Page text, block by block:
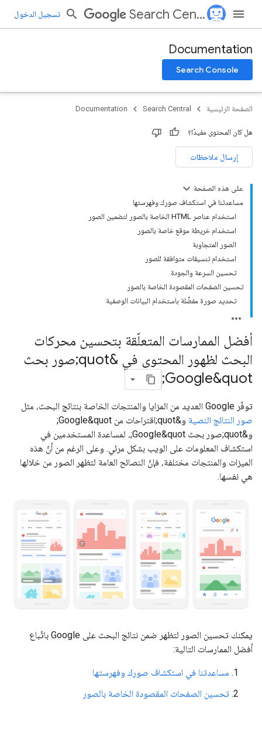
Search Central تسجيل الدخول
Documentation
Search Console
الصفحة الرئيسية Search Central
Documentation
هل كان المحتوى مفيدًا؟
إرسال ملاحظات
على هذه الصفحة
مساعدتنا في استكشاف صورك وفهرستها
استخدام عناصر HTML الخاصة بالصور لتضمين الصور
استخدام خريطة موقع خاصة بالصور
الصور المتجاوبة
استخدام تنسيقات متوافقة للصور
تحسين السرعة والجودة
تحسين الصفحات المقصودة الخاصة بالصور
تحديد صورة مفضَّلة باستخدام البيانات الوصفية
أفضل الممارسات المتعلّقة بتحسين محركات
البحث لظهور المحتوى في &quot;صور بحث
Google&quot;
توفّر Google العديد من المزايا والمنتجات الخاصة بنتائج البحث، مثل
صور النتائج النصية
و&quot;اقتراحات من Google&quot;
و&quot;صور بحث Google&quot;، لمساعدة المستخدمين في
استكشاف المعلومات على الويب بشكل مرئي. وعلى الرغم من أنّ هذه
الميزات والمنتجات مختلفة، فإنّ النصائح العامة لتظهر الصور من خلالها
هي نفسها.
يمكنك تحسين الصور لتظهر ضمن نتائج البحث على Google باتّباع
أفضل الممارسات التالية:
مساعدتنا في استكشاف صورك وفهرستها
تحسين الصفحات المقصودة الخاصة بالصور